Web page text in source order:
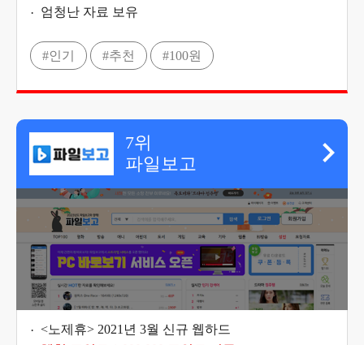
엄청난 자료 보유
#인기 #추천 #100원
7위
파일보고
<노제휴> 2021년 3월 신규 웹하드